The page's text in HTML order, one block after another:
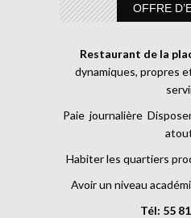
OFFRE
Restaurant de la
dynamiques, propres
Paie journalière
Habiter les quartiers
Avoir un niveau
Tél: 55